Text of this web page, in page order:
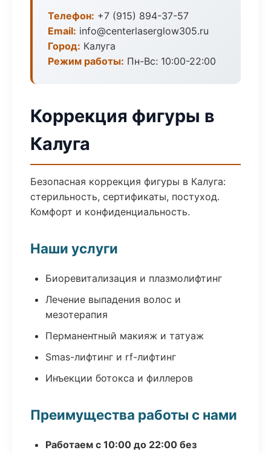
Телефон: +7 (915) 894-37-57
Email: info@centerlaserglow305.ru
Город: Калуга
Режим работы: Пн-Вс: 10:00-22:00
Коррекция фигуры в
Калуга
Безопасная коррекция фигуры в Калуга:
стерильность, сертификаты, постуход.
Комфорт и конфиденциальность.
Наши услуги
Биоревитализация и плазмолифтинг
Лечение выпадения волос и
мезотерапия
Перманентный макияж и татуаж
Smas-лифтинг и rf-лифтинг
Инъекции ботокса и филлеров
Преимущества работы с нами
Работаем с 10:00 до 22:00 без